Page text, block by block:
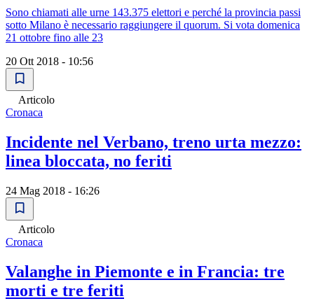
Sono chiamati alle urne 143.375 elettori e perché la provincia passi
sotto Milano è necessario raggiungere il quorum. Si vota domenica
21 ottobre fino alle 23
20 Ott 2018 - 10:56
Articolo
Cronaca
Incidente nel Verbano, treno urta mezzo:
linea bloccata, no feriti
24 Mag 2018 - 16:26
Articolo
Cronaca
Valanghe in Piemonte e in Francia: tre
morti e tre feriti